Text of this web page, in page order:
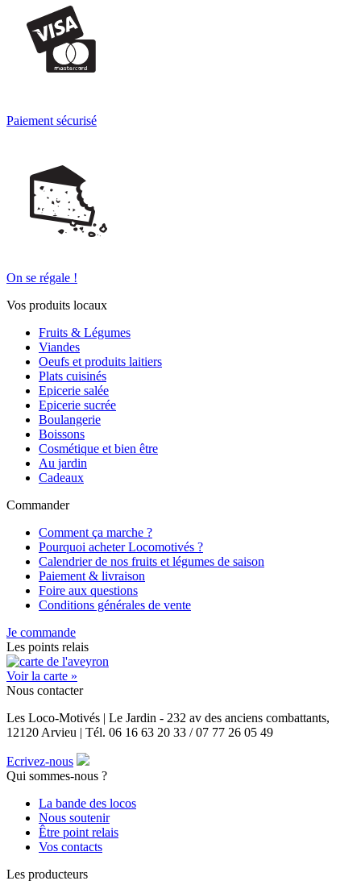
Paiement sécurisé
On se régale !
Vos produits locaux
Fruits & Légumes
Viandes
Oeufs et produits laitiers
Plats cuisinés
Epicerie salée
Epicerie sucrée
Boulangerie
Boissons
Cosmétique et bien être
Au jardin
Cadeaux
Commander
Comment ça marche ?
Pourquoi acheter Locomotivés ?
Calendrier de nos fruits et légumes de saison
Paiement & livraison
Foire aux questions
Conditions générales de vente
Je commande
Les points relais
Voir la carte »
Nous contacter
Les Loco-Motivés | Le Jardin - 232 av des anciens combattants,
12120 Arvieu | Tél. 06 16 63 20 33 / 07 77 26 05 49
Ecrivez-nous
Qui sommes-nous ?
La bande des locos
Nous soutenir
Être point relais
Vos contacts
Les producteurs